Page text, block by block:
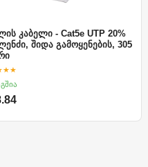
კაბელი - Cat5e UTP 20%
შიდა გამოყენების, 305